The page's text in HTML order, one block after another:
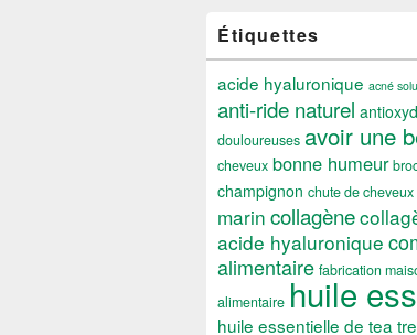
Étiquettes
acide hyaluronique acné
anti-ride naturel
douloureuses avoir une
cheveux bonne humeur
champignon chute de cheveux
marin collagène
acide hyaluronique
alimentaire fabrication
alimentaire huile
huile essentielle de tea